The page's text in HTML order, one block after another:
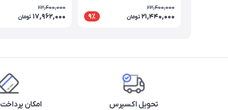
23,400,000
21,440,000 تومان 9٪
23,400,000
17,962,000 تومان
تحویل اکسپرس امکان